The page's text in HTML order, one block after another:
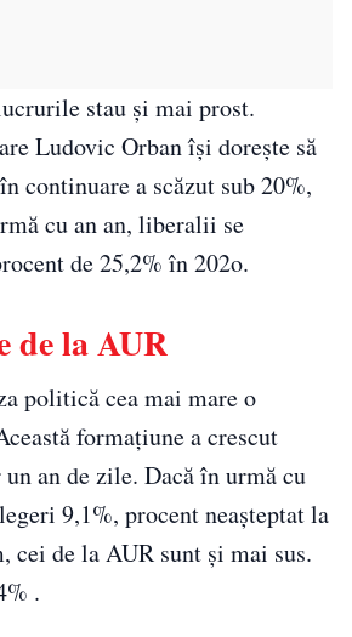
stau și mai prost.
Ludovic Orban își dorește să
continuare a scăzut sub 20%,
cu an an, liberalii se
de 25,2% în 202o.
de la AUR
politică cea mai mare o
formațiune a crescut
an de zile. Dacă în urmă cu
9,1%, procent neașteptat la
cei de la AUR sunt și mai sus.
.